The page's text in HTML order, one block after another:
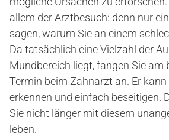
allem der Arztbesuch: denn nur
sagen, warum Sie an einem
Da tatsächlich eine Vielzahl der
Mundbereich liegt, fangen Sie am
Termin beim Zahnarzt an. Er
erkennen und einfach beseitigen.
Sie nicht länger mit diesem
leben.